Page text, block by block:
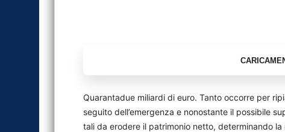
Quarantadue miliardi di euro. Tanto occorre per
seguito dell’emergenza e nonostante il possibile
tali da erodere il patrimonio netto, determinando